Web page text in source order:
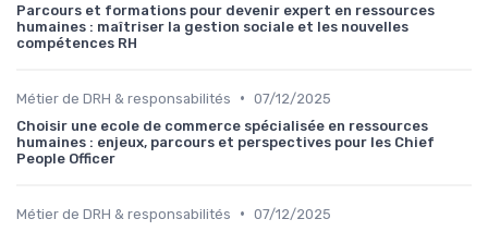
Parcours et formations pour devenir expert en ressources
humaines : maîtriser la gestion sociale et les nouvelles
compétences RH
Métier de DRH & responsabilités • 07/12/2025
Choisir une ecole de commerce spécialisée en ressources
humaines : enjeux, parcours et perspectives pour les Chief
People Officer
Métier de DRH & responsabilités • 07/12/2025